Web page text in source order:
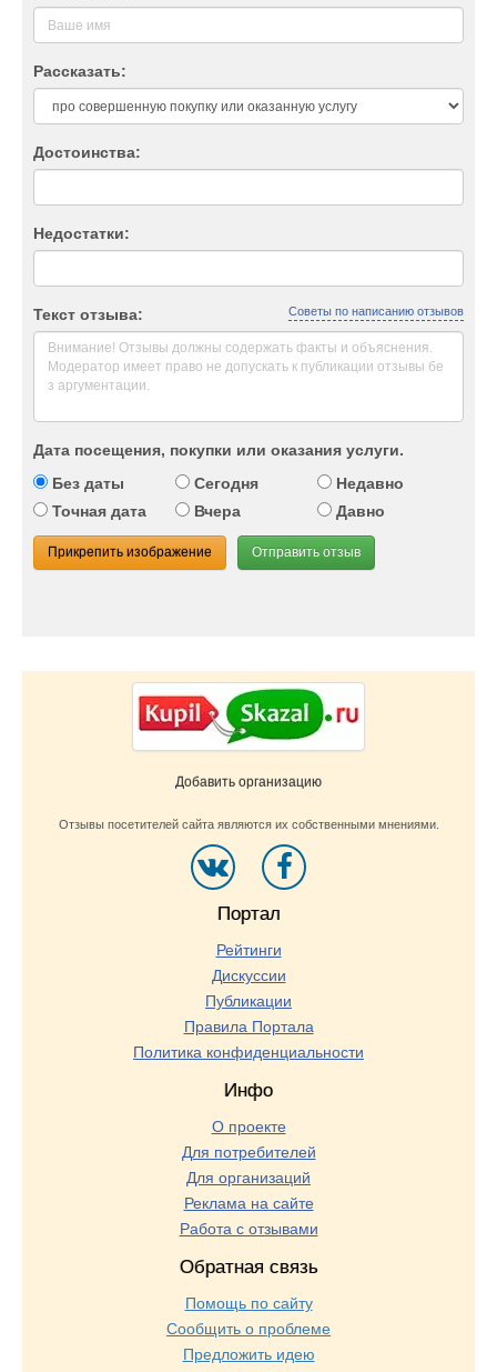
Рассказать:
Достоинства:
Недостатки:
Текст отзыва: Советы по написанию отзывов
Дата посещения, покупки или оказания услуги.
Без даты
Сегодня
Недавно
Точная дата
Вчера Давно
Прикрепить изображение Отправить отзыв
Добавить организацию
Отзывы посетителей сайта являются их собственными мнениями.
Портал
Рейтинги
Дискуссии
Публикации
Правила Портала
Политика конфиденциальности
Инфо
О проекте
Для потребителей
Для организаций
Реклама на сайте
Работа с отзывами
Обратная связь
Помощь по сайту
Сообщить о проблеме
Предложить идею